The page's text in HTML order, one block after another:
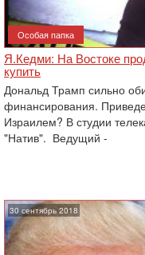
Особая папка
Я.Кедми: На Востоке
купить
Дональд Трамп сильно
финансирования.
Израилем? В студии
"Натив". Ведущий -
30 сентябрь 2018